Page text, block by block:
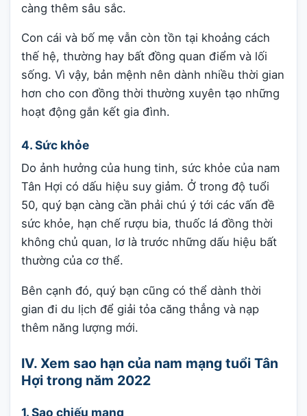
càng thêm sâu sắc.
Con cái và bố mẹ vẫn còn tồn tại khoảng cách
thế hệ, thường hay bất đồng quan điểm và lối
sống. Vì vậy, bản mệnh nên dành nhiều thời gian
hơn cho con đồng thời thường xuyên tạo những
hoạt động gắn kết gia đình.
4. Sức khỏe
Do ảnh hưởng của hung tinh, sức khỏe của nam
Tân Hợi có dấu hiệu suy giảm. Ở trong độ tuổi
50, quý bạn càng cần phải chú ý tới các vấn đề
sức khỏe, hạn chế rượu bia, thuốc lá đồng thời
không chủ quan, lơ là trước những dấu hiệu bất
thường của cơ thể.
Bên cạnh đó, quý bạn cũng có thể dành thời
gian đi du lịch để giải tỏa căng thẳng và nạp
thêm năng lượng mới.
IV. Xem sao hạn của nam mạng tuổi Tân
Hợi trong năm 2022
1. Sao chiếu mạng